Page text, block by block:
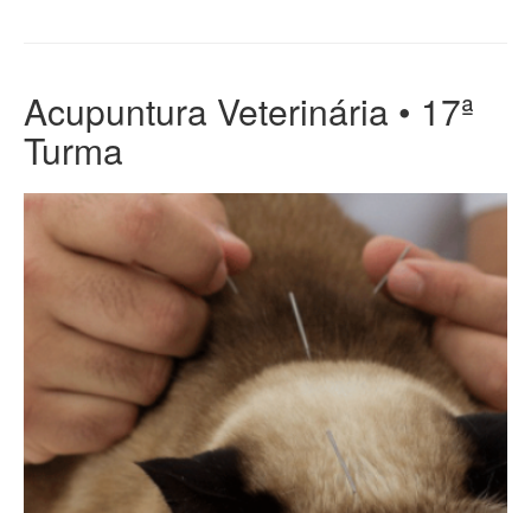
Acupuntura Veterinária • 17ª
Turma